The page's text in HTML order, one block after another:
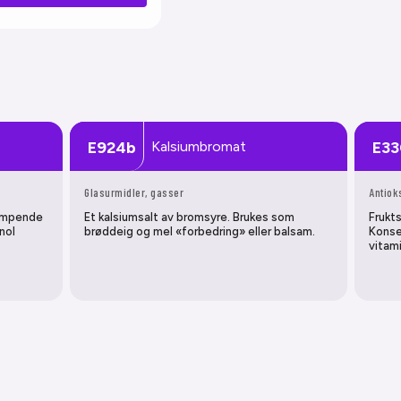
E924b Kalsiumbromat
Glasurmidler, gasser
Et kalsiumsalt av bromsyre. Brukes som
brøddeig og mel «forbedring» eller balsam.